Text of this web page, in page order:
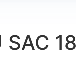
SAC 18